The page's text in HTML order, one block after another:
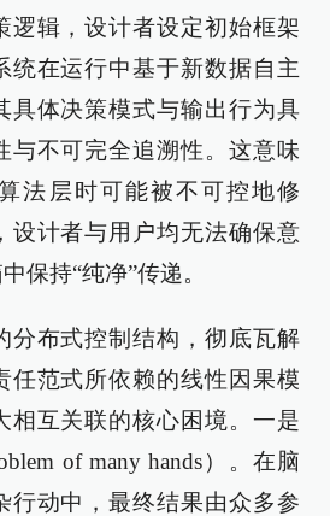
逻辑，设计者设定初始框架
统在运行中基于新数据自主
具体决策模式与输出行为具
与不可完全追溯性。这意味
法层时可能被不可控地修
设计者与用户均无法确保意
保持“纯净”传递。
分布式控制结构，彻底瓦解
任范式所依赖的线性因果模
相互关联的核心困境。一是
of many hands）。在脑
行动中，最终结果由众多参